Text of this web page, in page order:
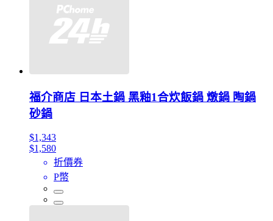
福介商店 日本土鍋 黑釉1合炊飯鍋 燉鍋 陶鍋
砂鍋
$1,343
$1,580
折價券
P幣